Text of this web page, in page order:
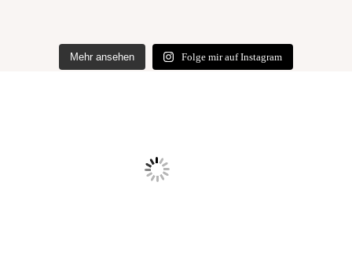
Mehr ansehen Folge mir auf Instagram